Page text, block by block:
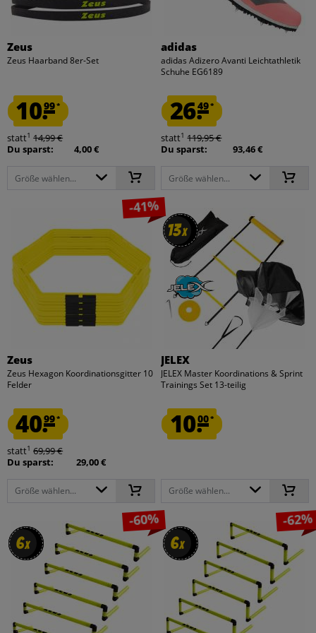
Zeus
Zeus Haarband 8er-Set
10.99*
statt1 14,99 €
Du sparst:
4,00 €
Größe wählen...
adidas
adidas Adizero Avanti Leichtathletik
Schuhe EG6189
26.49*
statt1 119,95 €
Du sparst:
93,46 €
Größe wählen...
-41%
Zeus
Zeus Hexagon Koordinationsgitter 10
Felder
40.99*
statt1 69,99 €
Du sparst:
29,00 €
Größe wählen...
13x
13x
JELEX
JELEX Master Koordinations & Sprint
Trainings Set 13-teilig
10.00*
Größe wählen...
6x
6x
-60%
6x
6x
-62%